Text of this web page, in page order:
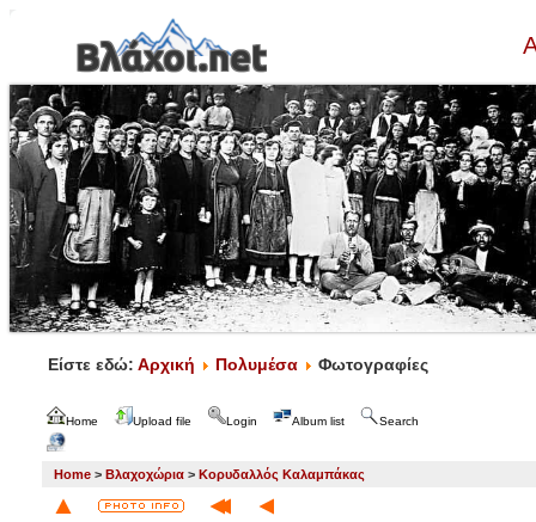
Είστε εδώ: Αρχική Πολυμέσα Φωτογραφίες
Home Upload file Login Album list Search
Home > Βλαχοχώρια > Κορυδαλλός Καλαμπάκας